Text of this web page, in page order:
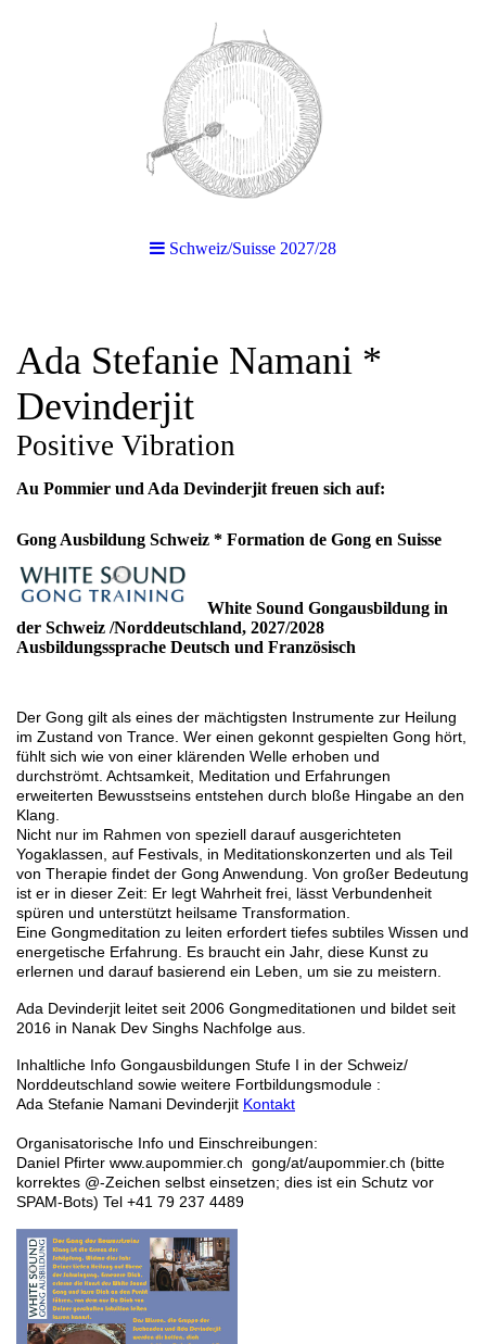
Schweiz/Suisse 2027/28
Ada Stefanie Namani *
Devinderjit
Positive Vibration
Au Pommier und Ada Devinderjit freuen sich auf:
Gong Ausbildung Schweiz * Formation de Gong en Suisse
White Sound Gongausbildung in
der Schweiz /Norddeutschland, 2027/2028
Ausbildungssprache Deutsch und Französisch
Der Gong gilt als eines der mächtigsten Instrumente zur Heilung
im Zustand von Trance. Wer einen gekonnt gespielten Gong hört,
fühlt sich wie von einer klärenden Welle erhoben und
durchströmt. Achtsamkeit, Meditation und Erfahrungen
erweiterten Bewusstseins entstehen durch bloße Hingabe an den
Klang.
Nicht nur im Rahmen von speziell darauf ausgerichteten
Yogaklassen, auf Festivals, in Meditationskonzerten und als Teil
von Therapie findet der Gong Anwendung. Von großer Bedeutung
ist er in dieser Zeit: Er legt Wahrheit frei, lässt Verbundenheit
spüren und unterstützt heilsame Transformation.
Eine Gongmeditation zu leiten erfordert tiefes subtiles Wissen und
energetische Erfahrung. Es braucht ein Jahr, diese Kunst zu
erlernen und darauf basierend ein Leben, um sie zu meistern.
Ada Devinderjit leitet seit 2006 Gongmeditationen und bildet seit
2016 in Nanak Dev Singhs Nachfolge aus.
Inhaltliche Info Gongausbildungen Stufe I in der Schweiz/
Norddeutschland sowie weitere Fortbildungsmodule :
Ada Stefanie Namani Devinderjit Kontakt
Organisatorische Info und Einschreibungen:
Daniel Pfirter www.aupommier.ch gong/at/aupommier.ch (bitte
korrektes @-Zeichen selbst einsetzen; dies ist ein Schutz vor
SPAM-Bots) Tel +41 79 237 4489